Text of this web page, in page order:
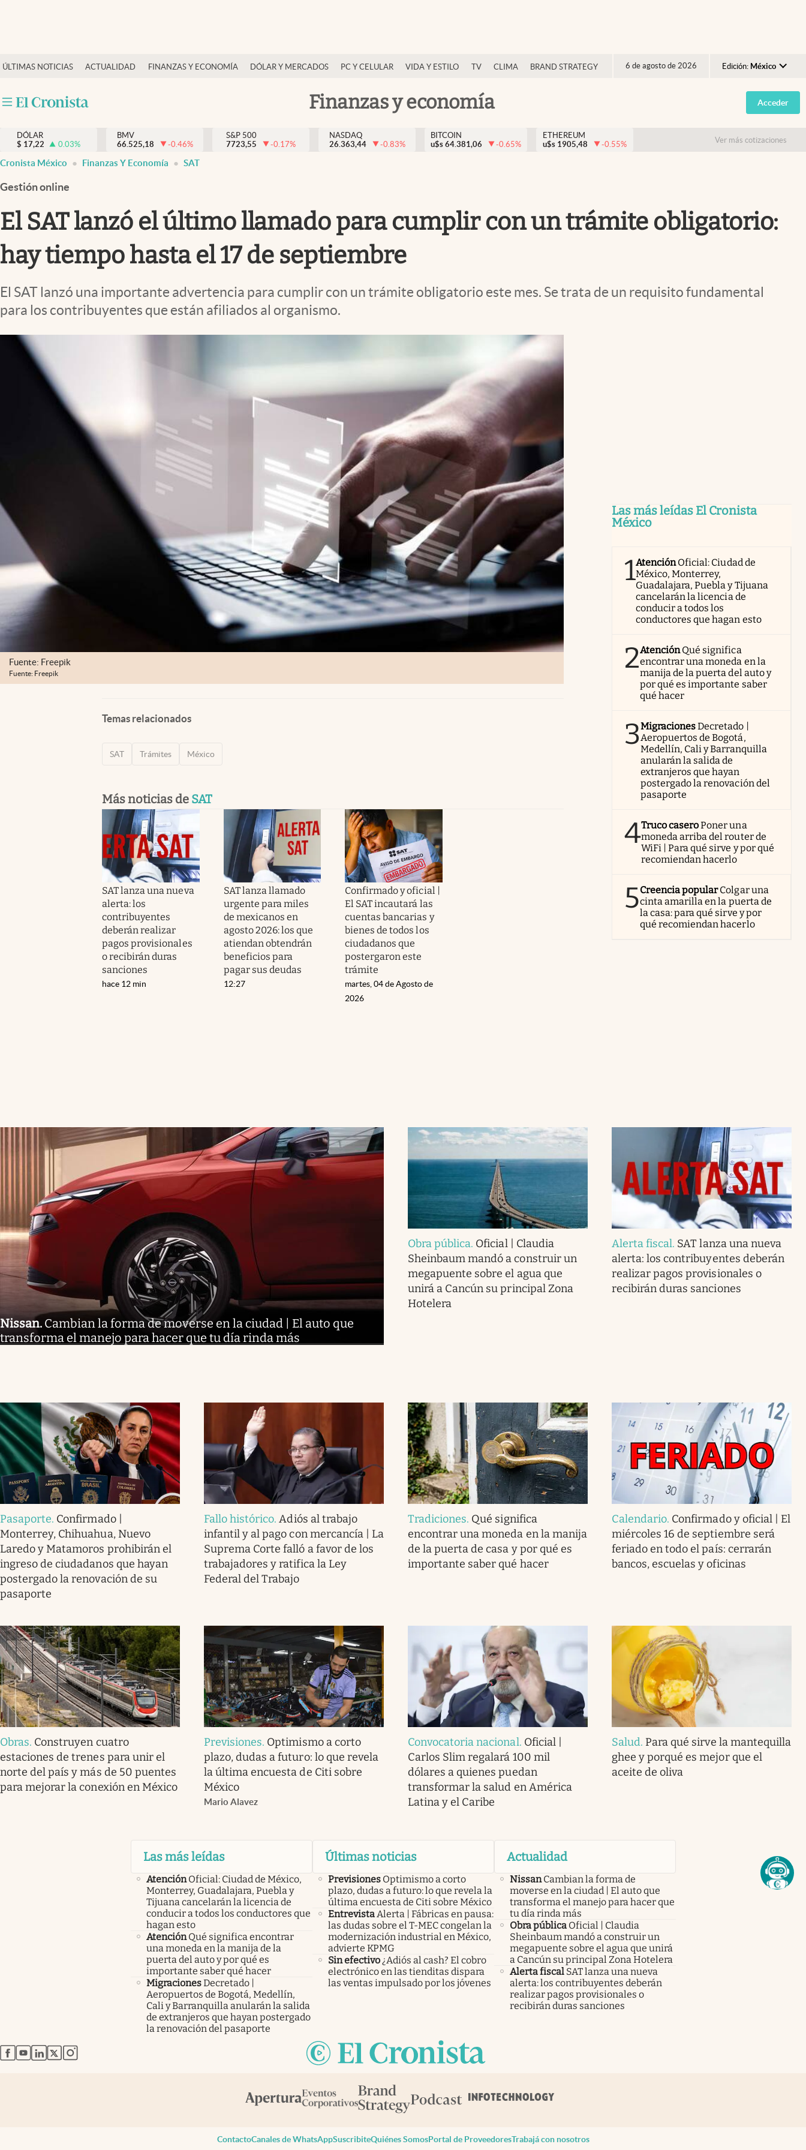
ÚLTIMAS NOTICIAS ACTUALIDAD FINANZAS Y ECONOMÍA DÓLAR Y MERCADOS PC Y CELULAR VIDA Y ESTILO TV CLIMA BRAND STRATEGY 6 de agosto de 2026 Edición: México
Argentina
España
USA
Finanzas y economía
Actualidad
Internacionales
Opinión
Brand Strategy
Vida y estilo
Tv
Espiritualidad
abre en nueva pestaña
Acceder
DÓLAR
$ 17,22 0.03%
BMV
66.525,18
-0.46%
S&P 500
7723,55
-0.17%
NASDAQ
26.363,44
-0.83%
BITCOIN
u$s 64.381,06 -0.65%
ETHEREUM
u$s 1905,48 -0.55% Ver más cotizaciones
Cronista México Finanzas Y Economía SAT
Gestión online
El SAT lanzó el último llamado para cumplir con un trámite obligatorio:
hay tiempo hasta el 17 de septiembre
El SAT lanzó una importante advertencia para cumplir con un trámite obligatorio este mes. Se trata de un requisito fundamental
para los contribuyentes que están afiliados al organismo.
Fuente: Freepik
Fuente: Freepik
Temas relacionados
SAT Trámites México
Más noticias de SAT
SAT lanza una nueva
alerta: los
contribuyentes
deberán realizar
pagos provisionales
o recibirán duras
sanciones
hace 12 min
SAT lanza llamado
urgente para miles
de mexicanos en
agosto 2026: los que
atiendan obtendrán
beneficios para
pagar sus deudas
12:27
Confirmado y oficial |
El SAT incautará las
cuentas bancarias y
bienes de todos los
ciudadanos que
postergaron este
trámite
martes, 04 de Agosto de
2026
Las más leídas El Cronista
México
1AtenciónOficial: Ciudad de
México, Monterrey,
Guadalajara, Puebla y Tijuana
cancelarán la licencia de
conducir a todos los
conductores que hagan esto
2AtenciónQué significa
encontrar una moneda en la
manija de la puerta del auto y
por qué es importante saber
qué hacer
3MigracionesDecretado |
Aeropuertos de Bogotá,
Medellín, Cali y Barranquilla
anularán la salida de
extranjeros que hayan
postergado la renovación del
pasaporte
4Truco caseroPoner una
moneda arriba del router de
WiFi | Para qué sirve y por qué
recomiendan hacerlo
5Creencia popularColgar una
cinta amarilla en la puerta de
la casa: para qué sirve y por
qué recomiendan hacerlo
Nissan. Cambian la forma de moverse en la ciudad | El auto que
transforma el manejo para hacer que tu día rinda más
Obra pública. Oficial | Claudia
Sheinbaum mandó a construir un
megapuente sobre el agua que
unirá a Cancún su principal Zona
Hotelera
Alerta fiscal. SAT lanza una nueva
alerta: los contribuyentes deberán
realizar pagos provisionales o
recibirán duras sanciones
Pasaporte. Confirmado |
Monterrey, Chihuahua, Nuevo
Laredo y Matamoros prohibirán el
ingreso de ciudadanos que hayan
postergado la renovación de su
pasaporte
Fallo histórico.Adiós al trabajo
infantil y al pago con mercancía | La
Suprema Corte falló a favor de los
trabajadores y ratifica la Ley
Federal del Trabajo
Tradiciones. Qué significa
encontrar una moneda en la manija
de la puerta de casa y por qué es
importante saber qué hacer
Calendario. Confirmado y oficial | El
miércoles 16 de septiembre será
feriado en todo el país: cerrarán
bancos, escuelas y oficinas
Obras. Construyen cuatro
estaciones de trenes para unir el
norte del país y más de 50 puentes
para mejorar la conexión en México
Previsiones. Optimismo a corto
plazo, dudas a futuro: lo que revela
la última encuesta de Citi sobre
México
Mario Alavez
Convocatoria nacional. Oficial |
Carlos Slim regalará 100 mil
dólares a quienes puedan
transformar la salud en América
Latina y el Caribe
Salud. Para qué sirve la mantequilla
ghee y porqué es mejor que el
aceite de oliva
Las más leídas
Atención Oficial: Ciudad de México,
Monterrey, Guadalajara, Puebla y
Tijuana cancelarán la licencia de
conducir a todos los conductores que
hagan esto
Atención Qué significa encontrar
una moneda en la manija de la
puerta del auto y por qué es
importante saber qué hacer
MigracionesDecretado |
Aeropuertos de Bogotá, Medellín,
Cali y Barranquilla anularán la salida
de extranjeros que hayan postergado
la renovación del pasaporte
Últimas noticias
Previsiones Optimismo a corto
plazo, dudas a futuro: lo que revela la
última encuesta de Citi sobre México
Entrevista Alerta | Fábricas en pausa:
las dudas sobre el T-MEC congelan la
modernización industrial en México,
advierte KPMG
Sin efectivo ¿Adiós al cash? El cobro
electrónico en las tienditas dispara
las ventas impulsado por los jóvenes
Actualidad
Nissan Cambian la forma de
moverse en la ciudad | El auto que
transforma el manejo para hacer que
tu día rinda más
Obra pública Oficial | Claudia
Sheinbaum mandó a construir un
megapuente sobre el agua que unirá
a Cancún su principal Zona Hotelera
Alerta fiscal SAT lanza una nueva
alerta: los contribuyentes deberán
realizar pagos provisionales o
recibirán duras sanciones
abre en nueva pestaña
abre en nueva pestaña
abre en nueva pestaña
abre en nueva pestaña
abre en nueva pestaña
ContactoCanales de WhatsAppSuscribiteQuiénes SomosPortal de ProveedoresTrabajá con nosotros